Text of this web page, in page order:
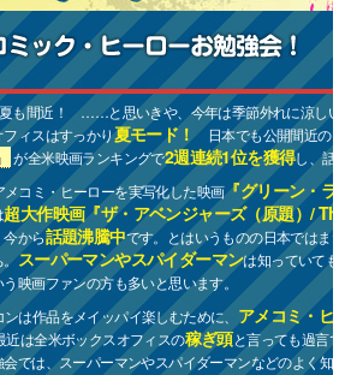
も間近！ ……と思いきや、今年は季節外れに涼しい
ィスはすっかり夏モード！日本でも公開間近のア
が全米映画ランキングで2週連続1位を獲得し、話
コミ・ヒーローを実写化した映画『グリーン・ラ
超大作映画『ザ・アベンジャーズ（原題）/
から話題沸騰中です。とはいうものの日本ではま
。スーパーマンやスパイダーマンは知っていても
映画ファンの方も多いと思います。
は作品をメイッパイ楽しむために、 アメコミ・ヒ
は全米ボックスオフィスの稼ぎ頭と言っても過言
では、スーパーマンやスパイダーマンなどのよく知